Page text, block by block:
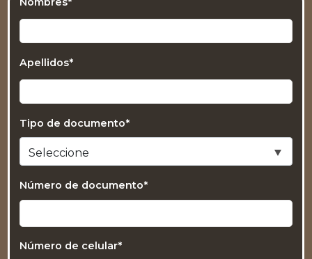
Apellidos*
Tipo de documento*
Número de documento*
Número de celular*